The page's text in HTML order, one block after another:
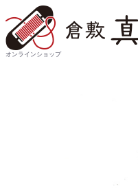
オンラインショップ